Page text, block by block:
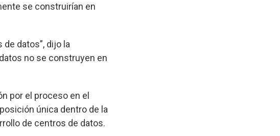
se construirían en
datos”, dijo la
no se construyen en
por el proceso en el
única dentro de la
de centros de datos.